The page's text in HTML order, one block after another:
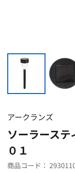
アークランズ
ソーラース
０１
商品コード：